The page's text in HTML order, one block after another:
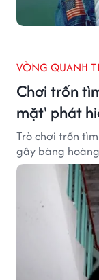
VÒNG QUANH
Chơi trốn
mặt' phát
Trò chơi trốn
gây bàng